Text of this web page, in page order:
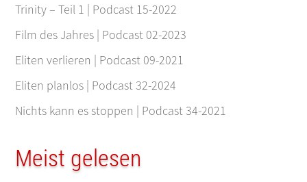
Trinity – Teil 1 | Podcast 15-2022
Film des Jahres | Podcast 02-2023
Eliten verlieren | Podcast 09-2021
Eliten planlos | Podcast 32-2024
Nichts kann es stoppen | Podcast 34-2021
Meist gelesen